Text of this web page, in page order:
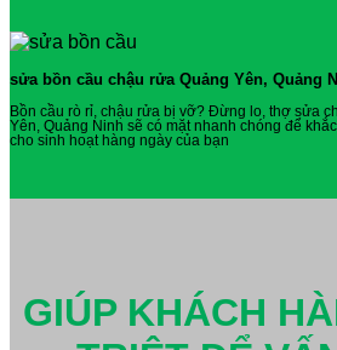
sửa bồn cầu chậu rửa Quảng Yên, Quảng
Bồn cầu rò rỉ, chậu rửa bị vỡ? Đừng lo, thợ sửa
Yên, Quảng Ninh sẽ có mặt nhanh chóng để
cho sinh hoạt hàng ngày của bạn
GIÚP KHÁCH